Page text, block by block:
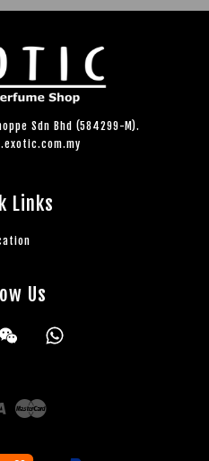
Sdn Bhd (584299-M).
Links
Us
Wechat
Visa